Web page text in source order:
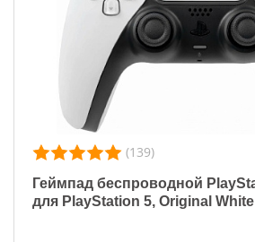
(139)
Геймпад беспроводной
для PlayStation 5, Original